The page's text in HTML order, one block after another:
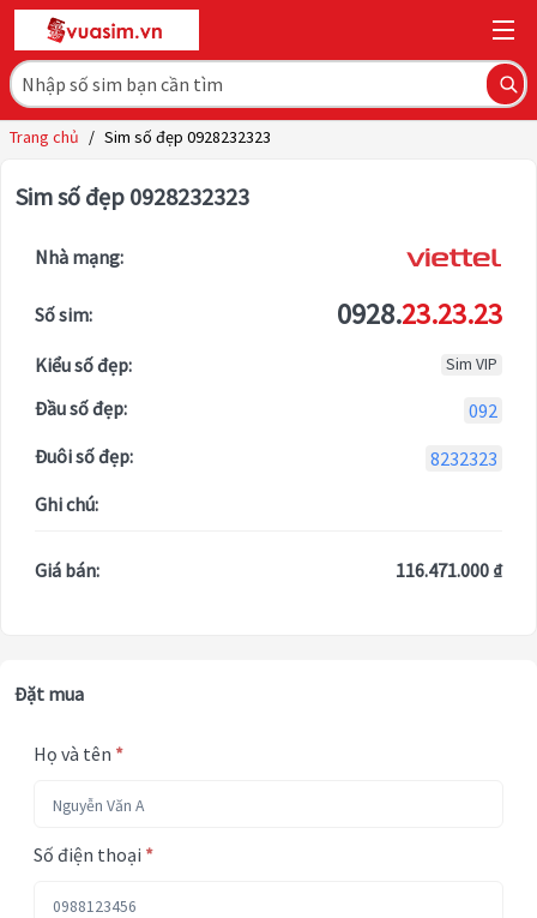
Trang chủ / Sim số đẹp 0928232323
Sim số đẹp 0928232323
Nhà mạng:
Số sim: 0928.23.23.23
Kiểu số đẹp: Sim VIP
Đầu số đẹp:
092
Đuôi số đẹp:
8232323
Ghi chú:
Giá bán: 116.471.000 ₫
Đặt mua
Họ và tên *
Số điện thoại *